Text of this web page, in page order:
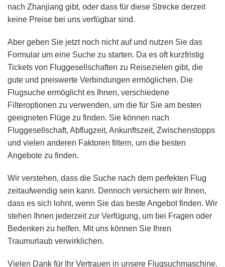
nach Zhanjiang gibt, oder dass für diese Strecke derzeit
keine Preise bei uns verfügbar sind.
Aber geben Sie jetzt noch nicht auf und nutzen Sie das
Formular um eine Suche zu starten. Da es oft kurzfristig
Tickets von Fluggesellschaften zu Reisezielen gibt, die
gute und preiswerte Verbindungen ermöglichen. Die
Flugsuche ermöglicht es Ihnen, verschiedene
Filteroptionen zu verwenden, um die für Sie am besten
geeigneten Flüge zu finden. Sie können nach
Fluggesellschaft, Abflugzeit, Ankunftszeit, Zwischenstopps
und vielen anderen Faktoren filtern, um die besten
Angebote zu finden.
Wir verstehen, dass die Suche nach dem perfekten Flug
zeitaufwendig sein kann. Dennoch versichern wir Ihnen,
dass es sich lohnt, wenn Sie das beste Angebot finden. Wir
stehen Ihnen jederzeit zur Verfügung, um bei Fragen oder
Bedenken zu helfen. Mit uns können Sie Ihren
Traumurlaub verwirklichen.
Vielen Dank für Ihr Vertrauen in unsere Flugsuchmaschine.